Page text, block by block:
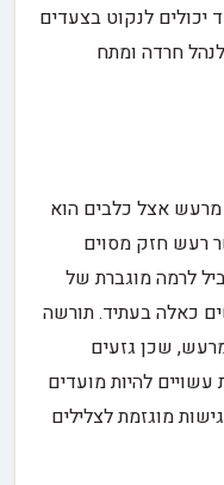
יכולים לנקוט בצעדים
חרדה ומתח
אצל כלבים הוא
רעש חזק מסוים
לרמה מוגברת של
כאלה בעתיד. תורשה
שכן גזעים
עשויים להיות מועדים
מוגזמת לצלילים